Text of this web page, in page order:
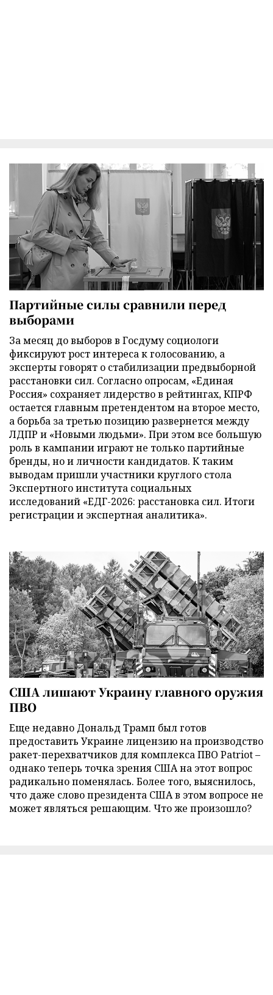
Партийные силы сравнили перед
выборами
За месяц до выборов в Госдуму социологи
фиксируют рост интереса к голосованию, а
эксперты говорят о стабилизации предвыборной
расстановки сил. Согласно опросам, «Единая
Россия» сохраняет лидерство в рейтингах, КПРФ
остается главным претендентом на второе место,
а борьба за третью позицию развернется между
ЛДПР и «Новыми людьми». При этом все большую
роль в кампании играют не только партийные
бренды, но и личности кандидатов. К таким
выводам пришли участники круглого стола
Экспертного института социальных
исследований «ЕДГ-2026: расстановка сил. Итоги
регистрации и экспертная аналитика».
США лишают Украину главного оружия
ПВО
Еще недавно Дональд Трамп был готов
предоставить Украине лицензию на производство
ракет-перехватчиков для комплекса ПВО Patriot –
однако теперь точка зрения США на этот вопрос
радикально поменялась. Более того, выяснилось,
что даже слово президента США в этом вопросе не
может являться решающим. Что же произошло?